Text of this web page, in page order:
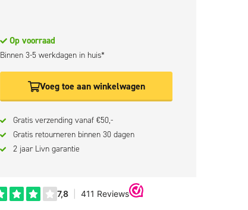
Op voorraad
Binnen 3-5 werkdagen in huis*
Voeg toe aan winkelwagen
Gratis verzending vanaf €50,-
Gratis retourneren binnen 30 dagen
2 jaar Livn garantie